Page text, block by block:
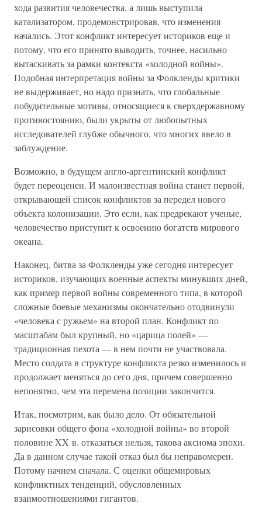
хода развития человечества, а лишь выступила
катализатором, продемонстрировав, что изменения
начались. Этот конфликт интересует историков еще и
потому, что его принято выводить, точнее, насильно
вытаскивать за рамки контекста «холодной войны».
Подобная интерпретация войны за Фолкленды критики
не выдерживает, но надо признать, что глобальные
побудительные мотивы, относящиеся к сверхдержавному
противостоянию, были укрыты от любопытных
исследователей глубже обычного, что многих ввело в
заблуждение.
Возможно, в будущем англо-аргентинский конфликт
будет переоценен. И малоизвестная война станет первой,
открывающей список конфликтов за передел нового
объекта колонизации. Это если, как предрекают ученые,
человечество приступит к освоению богатств мирового
океана.
Наконец, битва за Фолкленды уже сегодня интересует
историков, изучающих военные аспекты минувших дней,
как пример первой войны современного типа, в которой
сложные боевые механизмы окончательно отодвинули
«человека с ружьем» на второй план. Конфликт по
масштабам был крупный, но «царица полей» —
традиционная пехота — в нем почти не участвовала.
Место солдата в структуре конфликта резко изменилось и
продолжает меняться до сего дня, причем совершенно
непонятно, чем эта перемена позиции закончится.
Итак, посмотрим, как было дело. От обязательной
зарисовки общего фона «холодной войны» во второй
половине XX в. отказаться нельзя, такова аксиома эпохи.
Да в данном случае такой отказ был бы неправомерен.
Потому начнем сначала. С оценки общемировых
конфликтных тенденций, обусловленных
взаимоотношениями гигантов.